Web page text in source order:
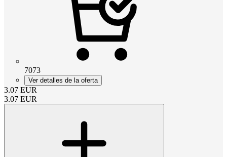
7073
Ver detalles de la oferta
3.07 EUR
3.07 EUR